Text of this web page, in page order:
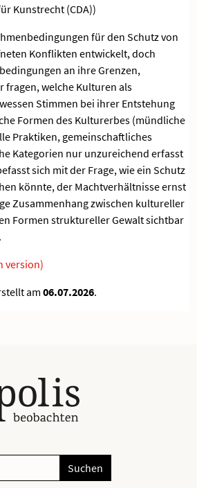
Kunstrecht (CDA))
für den Schutz von
Konflikten entwickelt, doch
an ihre Grenzen,
fragen, welche Kulturen als
Stimmen bei ihrer Entstehung
Formen des Kulturerbes (mündliche
Praktiken, gemeinschaftliches
Kategorien nur unzureichend erfasst
sich mit der Frage, wie ein Schutz
könnte, der Machtverhältnisse ernst
Zusammenhang zwischen kultureller
Formen struktureller Gewalt sichtbar
version)
am 06.07.2026.
Suchen